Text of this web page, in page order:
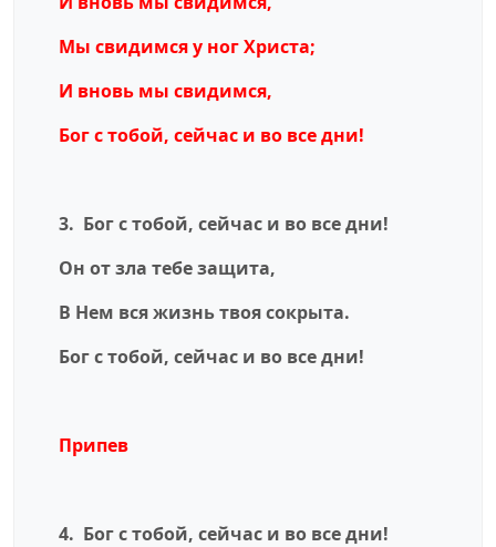
Мы свидимся у ног Христа;
И вновь мы свидимся,
Бог с тобой, сейчас и во все дни!
3. Бог с тобой, сейчас и во все дни!
Он от зла тебе защита,
В Нем вся жизнь твоя сокрыта.
Бог с тобой, сейчас и во все дни!
Припев
4. Бог с тобой, сейчас и во все дни!